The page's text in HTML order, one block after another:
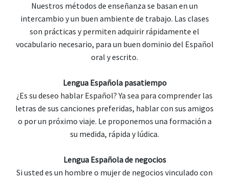
Nuestros métodos de enseñanza se basan en un
intercambio y un buen ambiente de trabajo. Las clases
son prácticas y permiten adquirir rápidamente el
vocabulario necesario, para un buen dominio del Español
oral y escrito.
Lengua Española pasatiempo
¿Es su deseo hablar Español? Ya sea para comprender las
letras de sus canciones preferidas, hablar con sus amigos
o por un próximo viaje. Le proponemos una formación a
su medida, rápida y lúdica.
Lengua Española de negocios
Si usted es un hombre o mujer de negocios vinculado con